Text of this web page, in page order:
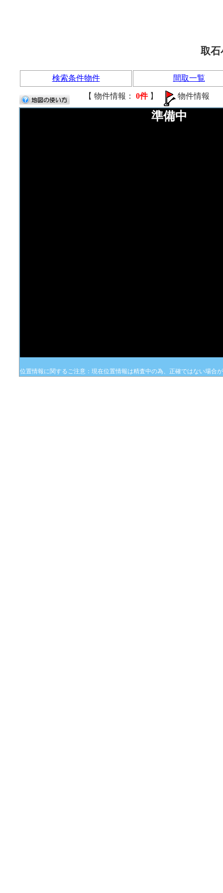
取石
検索条件物件 間取一覧
【 物件情報： 0件】 物件情報
準備中
位置情報に関するご注意：現在位置情報は精査中の為、正確ではない場合